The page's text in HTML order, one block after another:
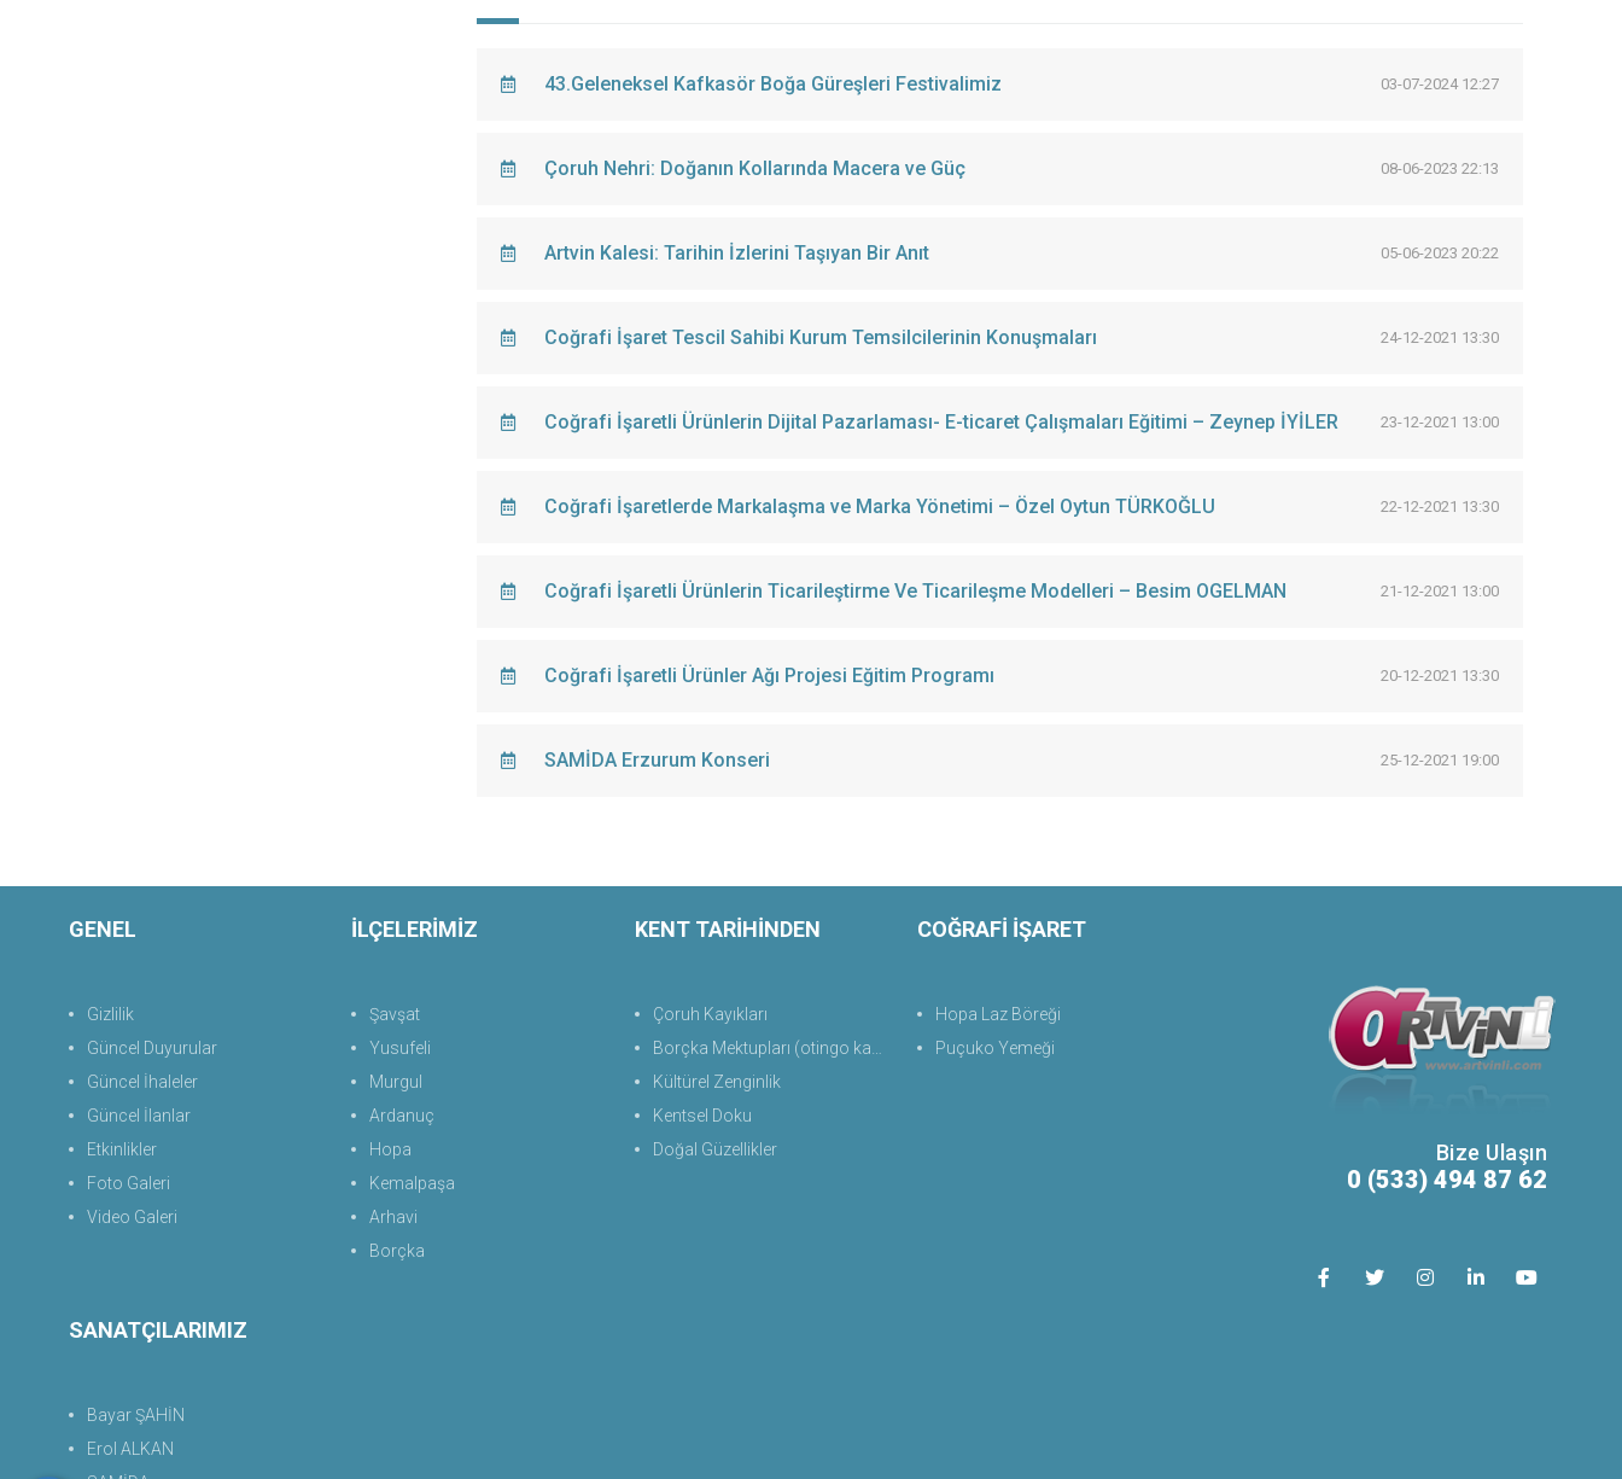
43.Geleneksel Kafkasör Boğa Güreşleri Festivalimiz 03-07-2024 12:27
Çoruh Nehri: Doğanın Kollarında Macera ve Güç 08-06-2023 22:13
Artvin Kalesi: Tarihin İzlerini Taşıyan Bir Anıt 05-06-2023 20:22
Coğrafi İşaret Tescil Sahibi Kurum Temsilcilerinin Konuşmaları 24-12-2021 13:30
Coğrafi İşaretli Ürünlerin Dijital Pazarlaması- E-ticaret Çalışmaları Eğitimi – Zeynep İYİLER 23-12-2021 13:00
Coğrafi İşaretlerde Markalaşma ve Marka Yönetimi – Özel Oytun TÜRKOĞLU 22-12-2021 13:30
Coğrafi İşaretli Ürünlerin Ticarileştirme Ve Ticarileşme Modelleri – Besim OGELMAN 21-12-2021 13:00
Coğrafi İşaretli Ürünler Ağı Projesi Eğitim Programı 20-12-2021 13:30
SAMİDA Erzurum Konseri 25-12-2021 19:00
GENEL
Gizlilik
Güncel Duyurular
Güncel İhaleler
Güncel İlanlar
Etkinlikler
Foto Galeri
Video Galeri
İLÇELERİMİZ
Şavşat
Yusufeli
Murgul
Ardanuç
Hopa
Kemalpaşa
Arhavi
Borçka
KENT TARİHİNDEN
Çoruh Kayıkları
Borçka Mektupları (otingo kaplıcası)
Kültürel Zenginlik
Kentsel Doku
Doğal Güzellikler
COĞRAFİ İŞARET
Hopa Laz Böreği
Puçuko Yemeği
SANATÇILARIMIZ
Bayar ŞAHİN
Erol ALKAN
Bize Ulaşın
0 (533) 494 87 62